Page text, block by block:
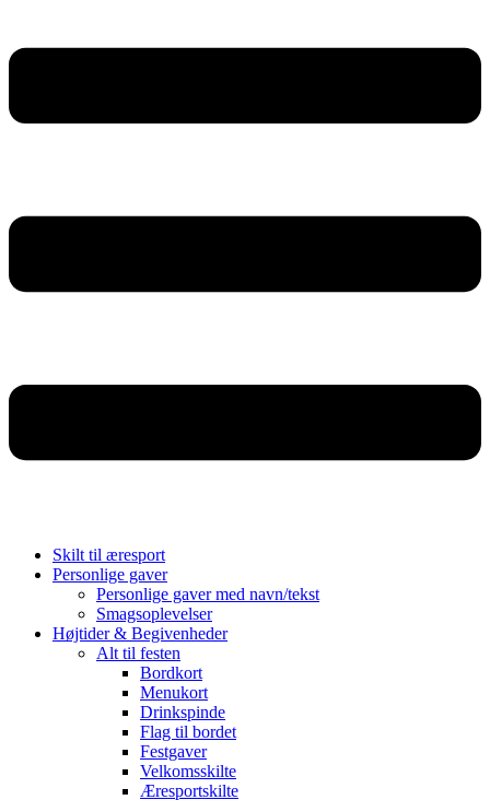
Skilt til æresport
Personlige gaver
Personlige gaver med navn/tekst
Smagsoplevelser
Højtider & Begivenheder
Alt til festen
Bordkort
Menukort
Drinkspinde
Flag til bordet
Festgaver
Velkomsskilte
Æresportskilte